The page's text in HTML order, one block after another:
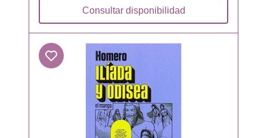
Consultar disponibilidad